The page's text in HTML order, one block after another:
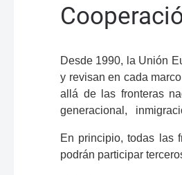
Desde 1990, la Unión
y revisan en cada
allá de las fronteras
generacional,
En principio, todas las
podrán participar